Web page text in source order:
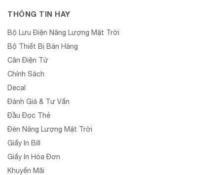
THÔNG TIN HAY
Bộ Lưu Điện Năng Lượng Mặt Trời
Bộ Thiết Bị Bán Hàng
Cân Điện Tử
Chính Sách
Decal
Đánh Giá & Tư Vấn
Đầu Đọc Thẻ
Đèn Năng Lượng Mặt Trời
Giấy In Bill
Giấy In Hóa Đơn
Khuyến Mãi